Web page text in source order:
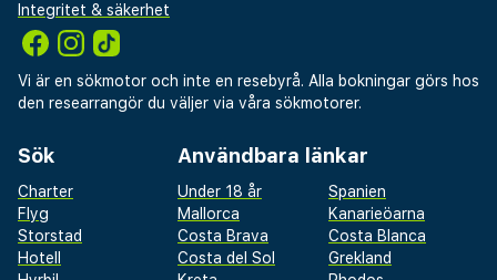
Integritet & säkerhet
Vi är en sökmotor och inte en resebyrå. Alla bokningar görs hos
den researrangör du väljer via våra sökmotorer.
Sök
Charter
Flyg
Storstad
Hotell
Användbara länkar
Under 18 år
Spanien
Mallorca
Kanarieöarna
Costa Brava
Costa Blanca
Costa del Sol
Grekland